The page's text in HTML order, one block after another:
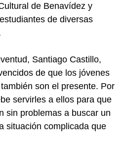
de Benavídez y
de diversas
Santiago Castillo,
de que los jóvenes
son el presente. Por
servirles a ellos para que
sin problemas a buscar un
situación complicada que